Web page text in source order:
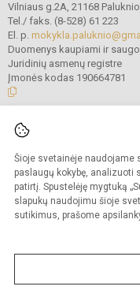
Šioje svetainėje naudojame
paslaugų kokybę,
patirtį. Spustelėję mygtuką
slapukų naudojimu šioje
sutikimus, prašome
Vilniaus g.2A, 21168
Tel./ faks. (8-528) 61 223
El. p.
Duomenys kaupiami ir
Juridinių asmenų registre
Įmonės kodas 190664781
© 2021. Trakų r. Paluknio
Kopijuoti turinį be
Sumanus būdas